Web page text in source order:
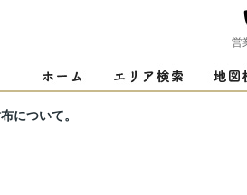
営
について。